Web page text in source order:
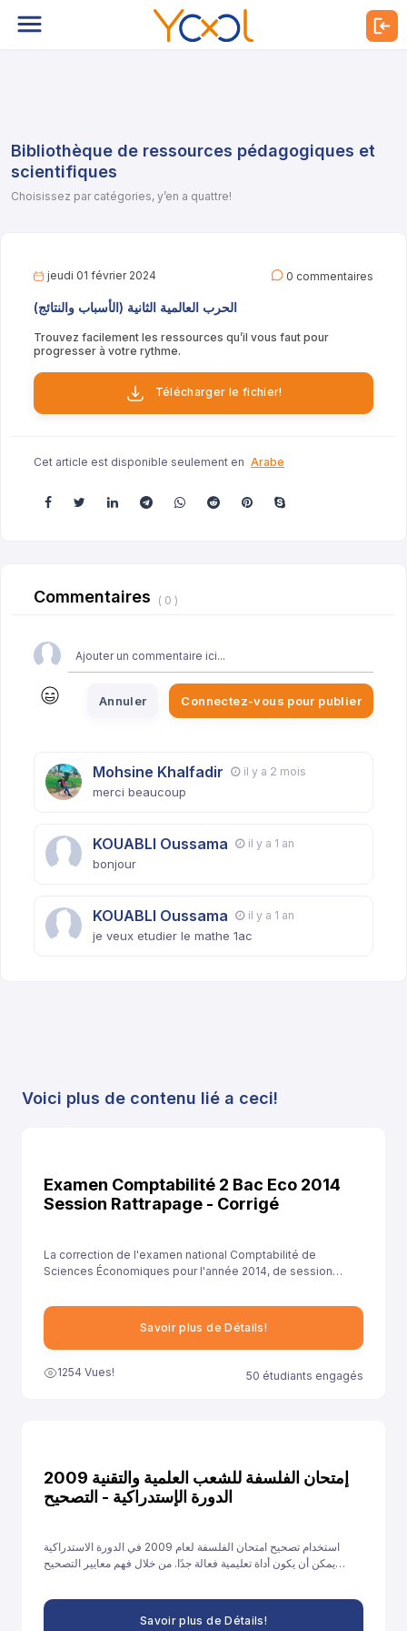
Bibliothèque de ressources pédagogiques et
scientifiques
Choisissez par catégories, y’en a quattre!
jeudi 01 février 2024 0 commentaires
الحرب العالمية الثانية (الأسباب والنتائج)
Trouvez facilement les ressources qu’il vous faut pour
progresser à votre rythme.
Télécharger le fichier!
Cet article est disponible seulement en Arabe
Commentaires ( 0 )
Annuler Connectez-vous pour publier
Mohsine Khalfadir il y a 2 mois
merci beaucoup
KOUABLI Oussama il y a 1 an
bonjour
KOUABLI Oussama il y a 1 an
je veux etudier le mathe 1ac
Voici plus de contenu lié a ceci!
Examen Comptabilité 2 Bac Eco 2014
Session Rattrapage - Corrigé
La correction de l'examen national Comptabilité de
Sciences Économiques pour l'année 2014, de session
comprendre leurs erreurs et à améliorer leurs
Savoir plus de Détails!
1254 Vues! 50 étudiants engagés
إمتحان الفلسفة للشعب العلمية والتقنية 2009
الدورة الإستدراكية - التصحيح
استخدام تصحيح امتحان الفلسفة لعام 2009 في الدورة الاستدراكية
يمكن أن يكون أداة تعليمية فعالة جدًا. من خلال فهم معايير التصحيح
أدائهم والاستعداد بشكل أفضل للامتحانات القادمة.
Savoir plus de Détails!